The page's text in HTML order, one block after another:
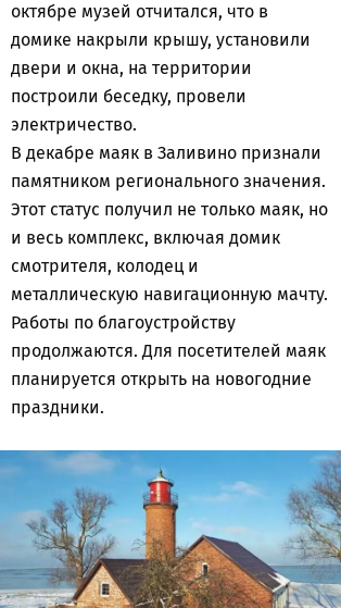
октябре музей отчитался, что в
домике накрыли крышу, установили
двери и окна, на территории
построили беседку, провели
электричество.
В декабре маяк в Заливино признали
памятником регионального значения.
Этот статус получил не только маяк, но
и весь комплекс, включая домик
смотрителя, колодец и
металлическую навигационную мачту.
Работы по благоустройству
продолжаются. Для посетителей маяк
планируется открыть на новогодние
праздники.